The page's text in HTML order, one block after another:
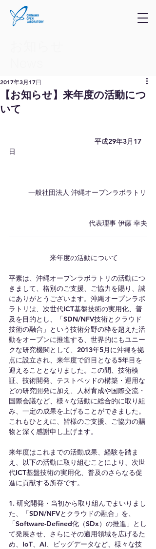
【お知らせ】来年度の活動につ
いて
2017年3月17日
日
          一般社団法人 沖縄オープンラボラトリ
                                         代表理事 伊藤 幸夫
                     来年度の活動について
平素は、沖縄オープンラボラトリの活動につ
きまして、格別のご支援、ご協力を賜り、誠
にありがとうございます。沖縄オープンラボ
ラトリは、次世代ICT基盤技術の実用化、普
及を目的とし、「SDN/NFV技術とクラウド
技術の融合」という技術分野の枠を超えた活
動をオープンに推進する、世界的にもユニー
クな研究機関として、2013年5月に沖縄を拠
点に設立され、来年度で節目となる5年目を
迎えることとなりました。この間、技術検
証、技術開発、テストベッドの構築・運用な
どの研究開発に加え、人材育成や国際交流・
国際会議など、様々な活動に総合的に取り組
み、一定の成果を上げることができました。
これもひとえに、皆様のご支援、ご協力の賜
物と深く感謝申し上げます。
来年度はこれまでの活動成果、経験を踏ま
え、以下の活動に取り組むことにより、次世
代ICT基盤技術の実用化、普及のさらなる促
進に貢献する所存です。
1. 研究開発・当初から取り組んでまいりまし
た、「SDN/NFVとクラウドの融合」を、
「Software-Defined化（SDx）の推進」とし
て発展させ、さらにその適用領域を広げるた
め、IoT、AI、ビッグデータなど、様々な技